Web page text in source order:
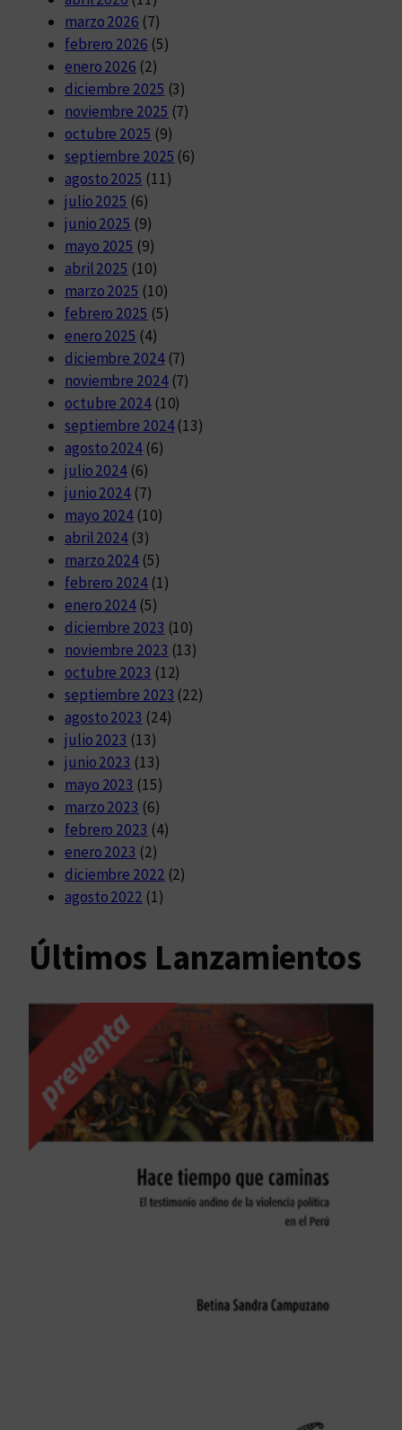
marzo 2026 (7)
febrero 2026 (5)
enero 2026 (2)
diciembre 2025 (3)
noviembre 2025 (7)
octubre 2025 (9)
septiembre 2025 (6)
agosto 2025 (11)
julio 2025 (6)
junio 2025 (9)
mayo 2025 (9)
abril 2025 (10)
marzo 2025 (10)
febrero 2025 (5)
enero 2025 (4)
diciembre 2024(7)
noviembre 2024(7)
octubre 2024(10)
septiembre 2024(13)
agosto 2024(6)
julio 2024 (6)
junio 2024 (7)
mayo 2024 (10)
abril 2024 (3)
marzo 2024 (5)
febrero 2024(1)
enero 2024 (5)
diciembre 2023 (10)
noviembre 2023 (13)
octubre 2023 (12)
septiembre 2023 (22)
agosto 2023 (24)
julio 2023 (13)
junio 2023 (13)
mayo 2023 (15)
marzo 2023 (6)
febrero 2023 (4)
enero 2023 (2)
diciembre 2022 (2)
agosto 2022 (1)
Últimos Lanzamientos